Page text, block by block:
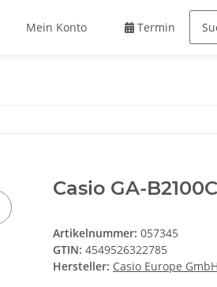
Mein Konto Termin
Casio GA-
Artikelnummer: 057345
GTIN: 4549526322785
Hersteller: Casio Europe